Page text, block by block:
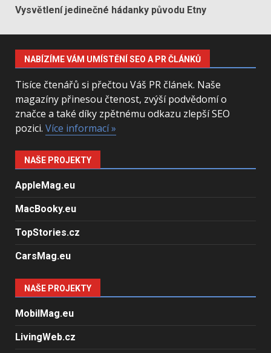
Vysvětlení jedinečné hádanky původu Etny
NABÍZÍME VÁM UMÍSTĚNÍ SEO A PR ČLÁNKŮ
Tisíce čtenářů si přečtou Váš PR článek. Naše
magazíny přinesou čtenost, zvýší podvědomí o
značce a také díky zpětnému odkazu zlepší SEO
pozici. Více informací »
NAŠE PROJEKTY
AppleMag.eu
MacBooky.eu
TopStories.cz
CarsMag.eu
NAŠE PROJEKTY
MobilMag.eu
LivingWeb.cz